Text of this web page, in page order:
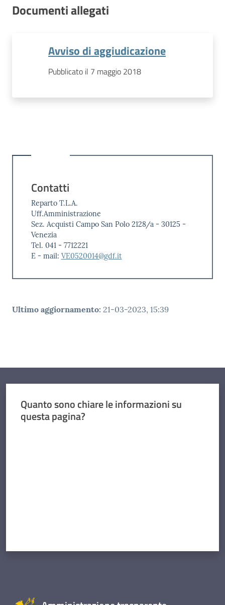
Documenti allegati
Avviso di aggiudicazione
Pubblicato il 7 maggio 2018
Contatti
Reparto T.L.A.
Uff.Amministrazione
Sez. Acquisti Campo San Polo 2128/a - 30125 -
Venezia
Tel. 041 - 7712221
E - mail: VE0520014@gdf.it
Ultimo aggiornamento: 21-03-2023, 15:39
Quanto sono chiare le informazioni su
questa pagina?